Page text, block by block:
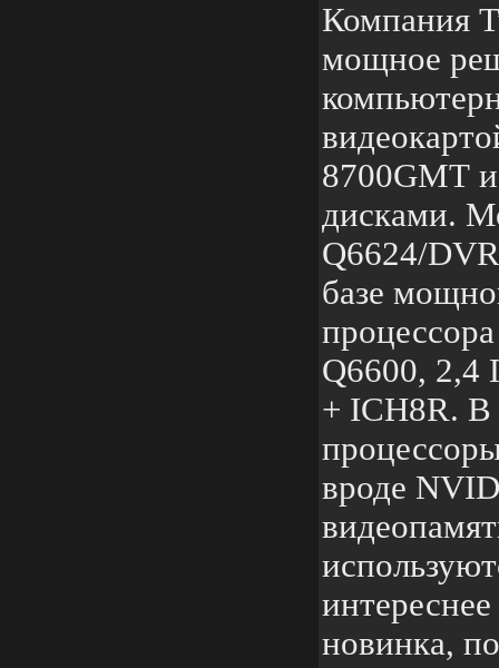
Компания
мощное
8700GМТ
дисками.
Q6624/
базе
Q6600, 2,4
+ ICH8R. B
вроде
новинка,